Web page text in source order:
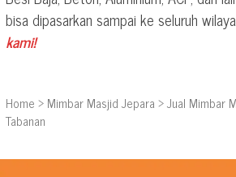
bisa dipasarkan sampai ke seluruh
kami!
Home > Mimbar Masjid Jepara >Jual Mimbar
Tabanan